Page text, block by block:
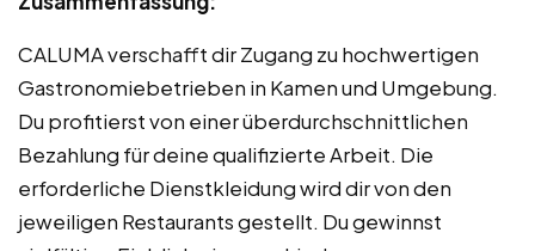
CALUMA verschafft dir Zugang zu hochwertigen
Gastronomiebetrieben in Kamen und Umgebung.
Du profitierst von einer überdurchschnittlichen
Bezahlung für deine qualifizierte Arbeit. Die
erforderliche Dienstkleidung wird dir von den
jeweiligen Restaurants gestellt. Du gewinnst